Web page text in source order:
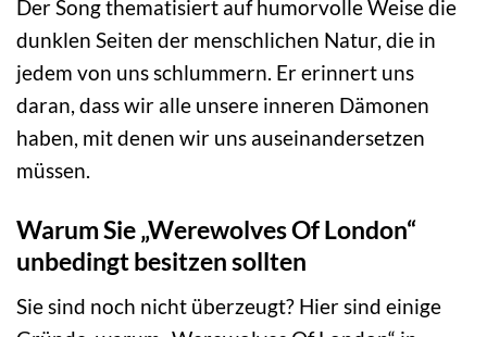
Der Song thematisiert auf humorvolle Weise die
dunklen Seiten der menschlichen Natur, die in
jedem von uns schlummern. Er erinnert uns
daran, dass wir alle unsere inneren Dämonen
haben, mit denen wir uns auseinandersetzen
müssen.
Warum Sie „Werewolves Of London“
unbedingt besitzen sollten
Sie sind noch nicht überzeugt? Hier sind einige